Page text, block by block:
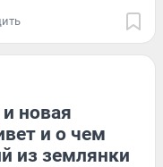
новая
и о чем
из землянки